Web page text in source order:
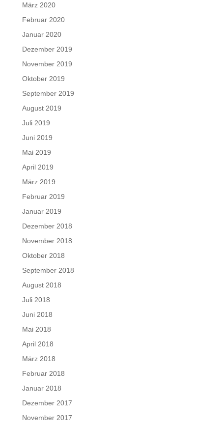
März 2020
Februar 2020
Januar 2020
Dezember 2019
November 2019
Oktober 2019
September 2019
August 2019
Juli 2019
Juni 2019
Mai 2019
April 2019
März 2019
Februar 2019
Januar 2019
Dezember 2018
November 2018
Oktober 2018
September 2018
August 2018
Juli 2018
Juni 2018
Mai 2018
April 2018
März 2018
Februar 2018
Januar 2018
Dezember 2017
November 2017